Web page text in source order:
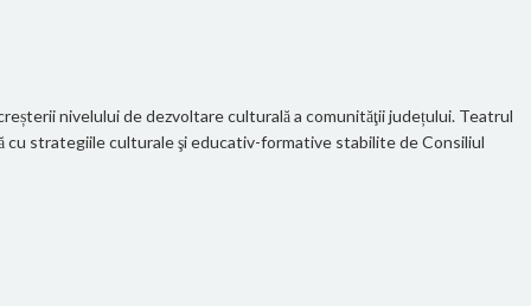
nivelului de dezvoltare culturală a comunităţii județului. Teatrul
cu strategiile culturale şi educativ-formative stabilite de Consiliul